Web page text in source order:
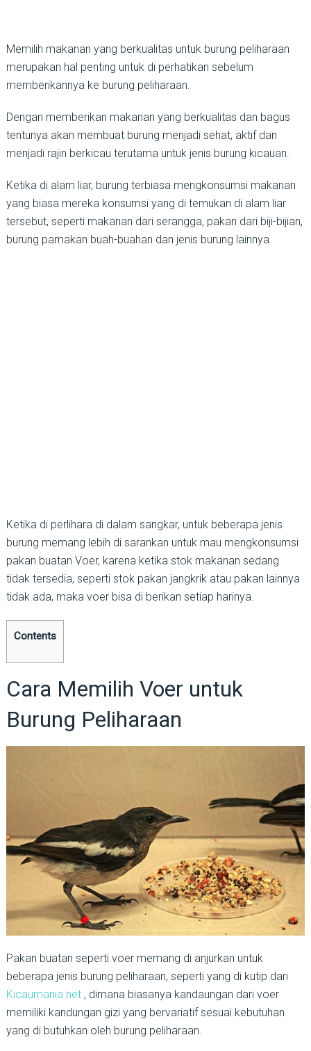
Memilih makanan yang berkualitas untuk burung peliharaan
merupakan hal penting untuk di perhatikan sebelum
memberikannya ke burung peliharaan.
Dengan memberikan makanan yang berkualitas dan bagus
tentunya akan membuat burung menjadi sehat, aktif dan
menjadi rajin berkicau terutama untuk jenis burung kicauan.
Ketika di alam liar, burung terbiasa mengkonsumsi makanan
yang biasa mereka konsumsi yang di temukan di alam liar
tersebut, seperti makanan dari serangga, pakan dari biji-bijian,
burung pamakan buah-buahan dan jenis burung lainnya.
Ketika di perlihara di dalam sangkar, untuk beberapa jenis
burung memang lebih di sarankan untuk mau mengkonsumsi
pakan buatan Voer, karena ketika stok makanan sedang
tidak tersedia, seperti stok pakan jangkrik atau pakan lainnya
tidak ada, maka voer bisa di berikan setiap harinya.
Contents
Cara Memilih Voer untuk
Burung Peliharaan
Pakan buatan seperti voer memang di anjurkan untuk
beberapa jenis burung peliharaan, seperti yang di kutip dari
Kicaumania.net, dimana biasanya kandaungan dari voer
memiliki kandungan gizi yang bervariatif sesuai kebutuhan
yang di butuhkan oleh burung peliharaan.